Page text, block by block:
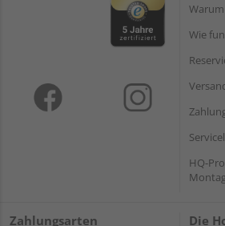
Wie
HQ-
Zahlungsarten Die